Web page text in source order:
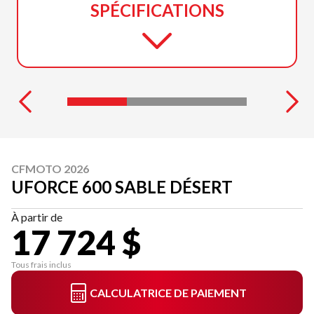
SPÉCIFICATIONS
CFMOTO 2026
UFORCE 600 SABLE DÉSERT
À partir de
17 724 $
Tous frais inclus
CALCULATRICE DE PAIEMENT